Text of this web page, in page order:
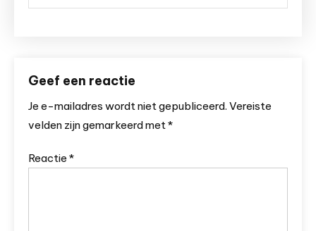
Geef een reactie
Je e-mailadres wordt niet gepubliceerd. Vereiste
velden zijn gemarkeerd met*
Reactie *